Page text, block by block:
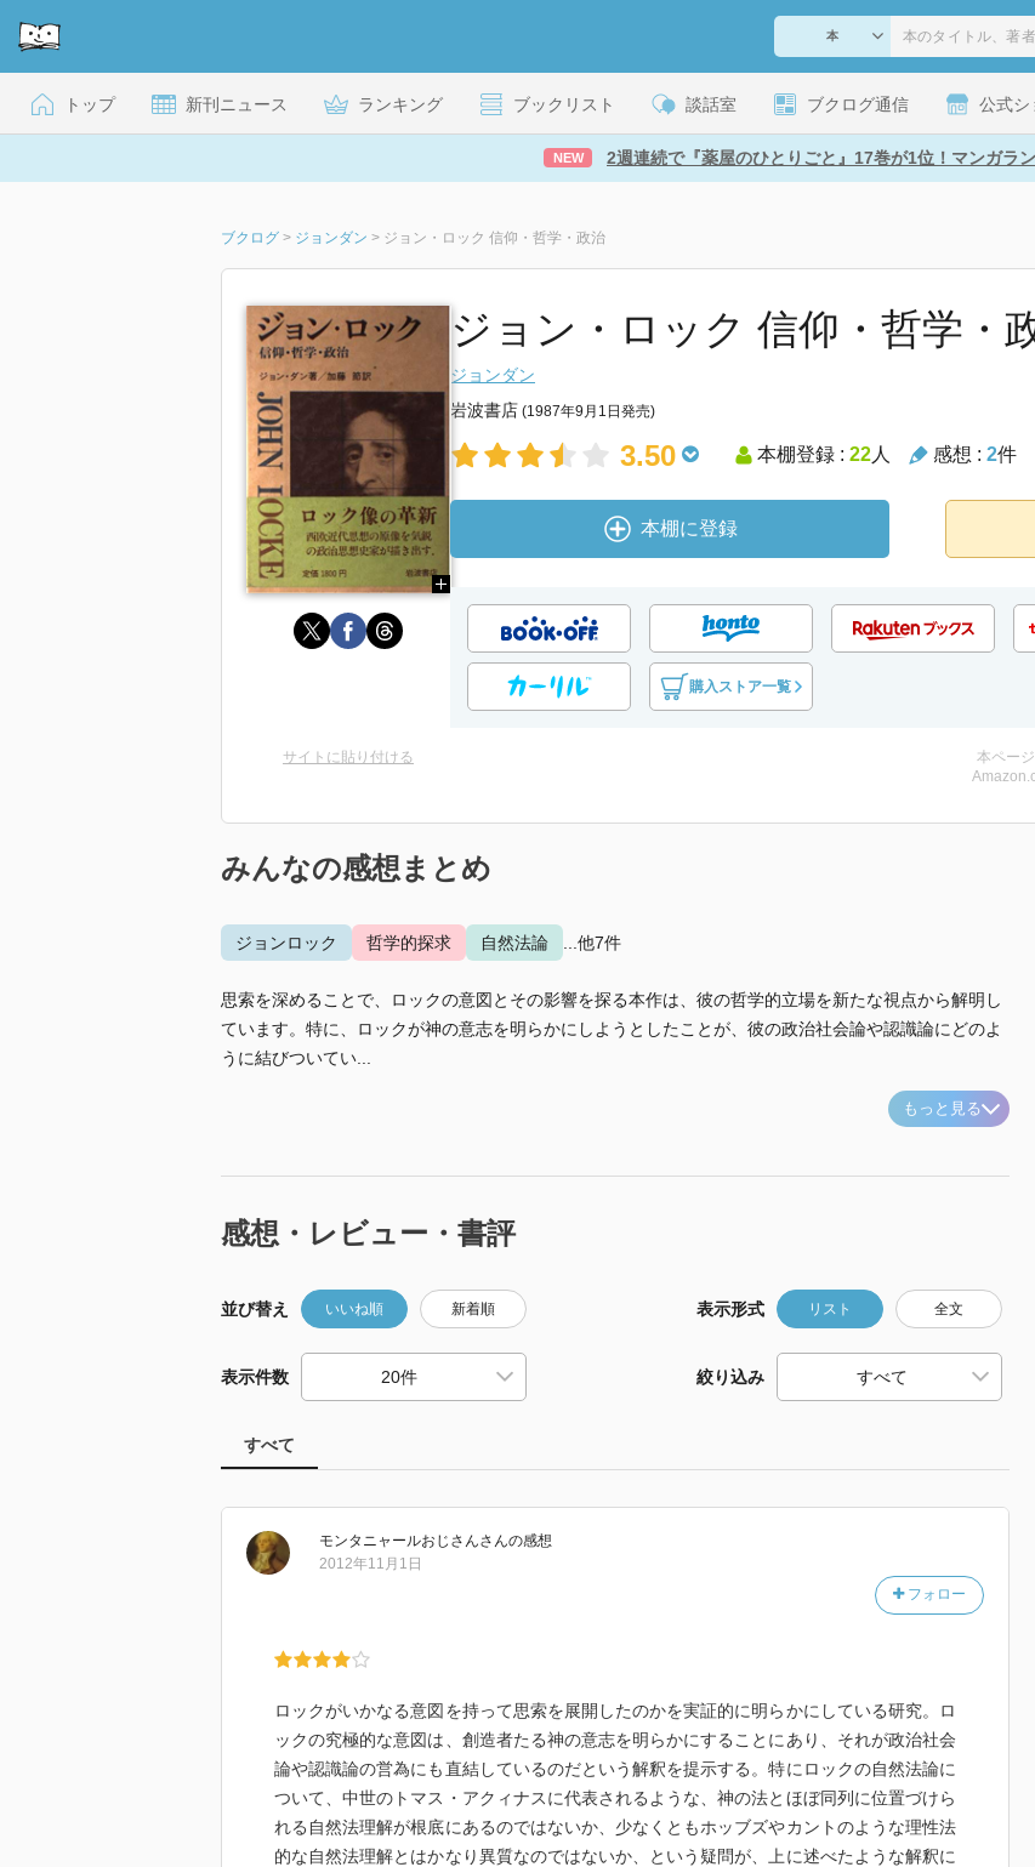
トップ 新刊ニュース ランキング ブックリスト 談話室 ブクログ通信 公式シ
NEW 2週連続で『薬屋のひとりごと』17巻が1位！マンガラ
ブクログ > ジョンダン > ジョン・ロック 信仰・哲学・政治
ジョン・ロック 信仰・哲学・
ジョンダン
岩波書店 (1987年9月1日発売)
3.50 本棚登録 : 22人 感想 : 2件
本棚に登録
購入ストア一覧
サイトに貼り付ける
本ペー
みんなの感想まとめ
ジョンロック 哲学的探求 自然法論 ...他7件
思索を深めることで、ロックの意図とその影響を探る本作は、彼の哲学的立場を新たな視点から解明し
ています。特に、ロックが神の意志を明らかにしようとしたことが、彼の政治社会論や認識論にどのよ
うに結びついてい...
もっと見る
感想・レビュー・書評
並び替え いいね順 新着順 表示形式 リスト 全文
表示件数 絞り込み
すべて
モンタニャールおじさんさんの感想
フォロー
2012年11月1日
ロックがいかなる意図を持って思索を展開したのかを実証的に明らかにしている研究。ロ
ックの究極的な意図は、創造者たる神の意志を明らかにすることにあり、それが政治社会
論や認識論の営為にも直結しているのだという解釈を提示する。特にロックの自然法論に
ついて、中世のトマス・アクィナスに代表されるような、神の法とほぼ同列に位置づけら
れる自然法理解が根底にあるのではないか、少なくともホッブズやカントのような理性法
的な自然法理解とはかなり異質なのではないか、という疑問が、上に述べたような解釈に